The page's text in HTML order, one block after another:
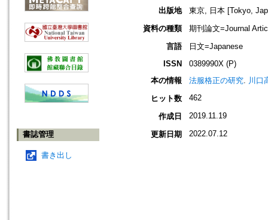
書誌管理
書き出し
出版地
東京, 日本 [Tokyo,
資料の種類
期刊論文=Journal
言語
日文=Japanese
ISSN
0389990X (P)
本の情報
法服格正の研究. 川口
ヒット数
462
作成日 2019.11.19
更新日期 2022.07.12